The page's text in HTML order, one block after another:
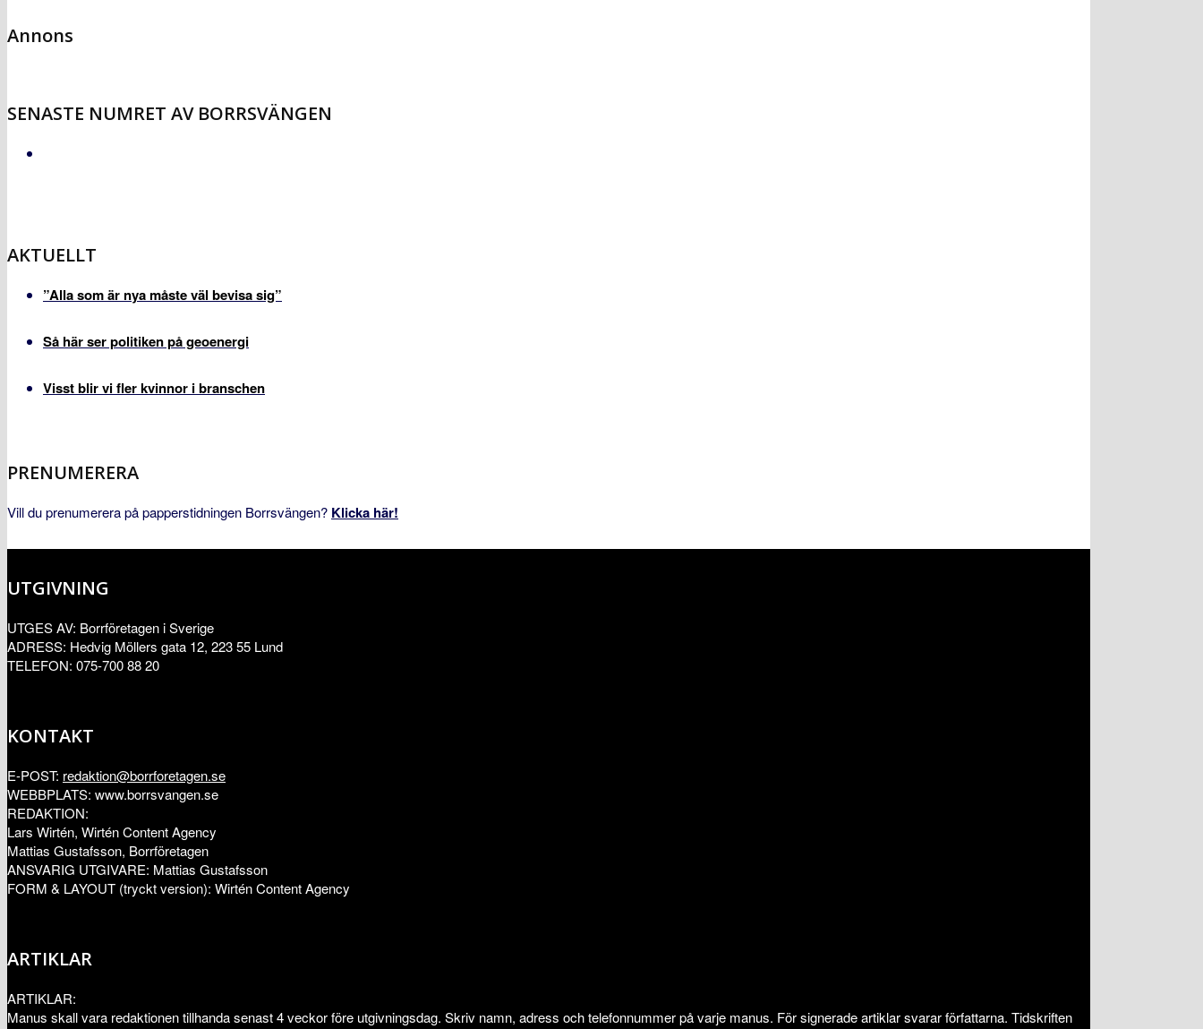
Annons
SENASTE NUMRET AV BORRSVÄNGEN
AKTUELLT
”Alla som är nya måste väl bevisa sig”
Så här ser politiken på geoenergi
Visst blir vi fler kvinnor i branschen
PRENUMERERA
Vill du prenumerera på papperstidningen Borrsvängen? Klicka här!
UTGIVNING
UTGES AV: Borrföretagen i Sverige
ADRESS: Hedvig Möllers gata 12, 223 55 Lund
TELEFON: 075-700 88 20
KONTAKT
E-POST: redaktion@borrforetagen.se
WEBBPLATS: www.borrsvangen.se
REDAKTION:
Lars Wirtén, Wirtén Content Agency
Mattias Gustafsson, Borrföretagen
ANSVARIG UTGIVARE: Mattias Gustafsson
FORM & LAYOUT (tryckt version): Wirtén Content Agency
ARTIKLAR
ARTIKLAR:
Manus skall vara redaktionen tillhanda senast 4 veckor före utgivningsdag. Skriv namn, adress och telefonnummer på varje manus. För signerade artiklar svarar författarna. Tidskriften